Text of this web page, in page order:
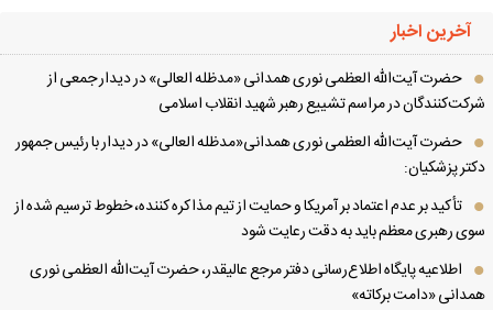
آخرین اخبار
حضرت آیت‌الله العظمی نوری همدانی «مدظله العالی» در دیدار جمعی از
در مراسم تشییع رهبر شهید انقلاب اسلامی
حضرت آیت‌الله العظمی نوری همدانی«مدظله العالی» در دیدار با رئیس جمهور
پزشکیان:
تأکید بر عدم اعتماد بر آمریکا و حمایت از تیم مذاکره کننده، خطوط ترسیم شده از
رهبری معظم باید به دقت رعایت شود
اطلاعیه پایگاه اطلاع‌رسانی دفتر مرجع عالیقدر، حضرت آیت‌الله العظمی نوری
«دامت برکاته»